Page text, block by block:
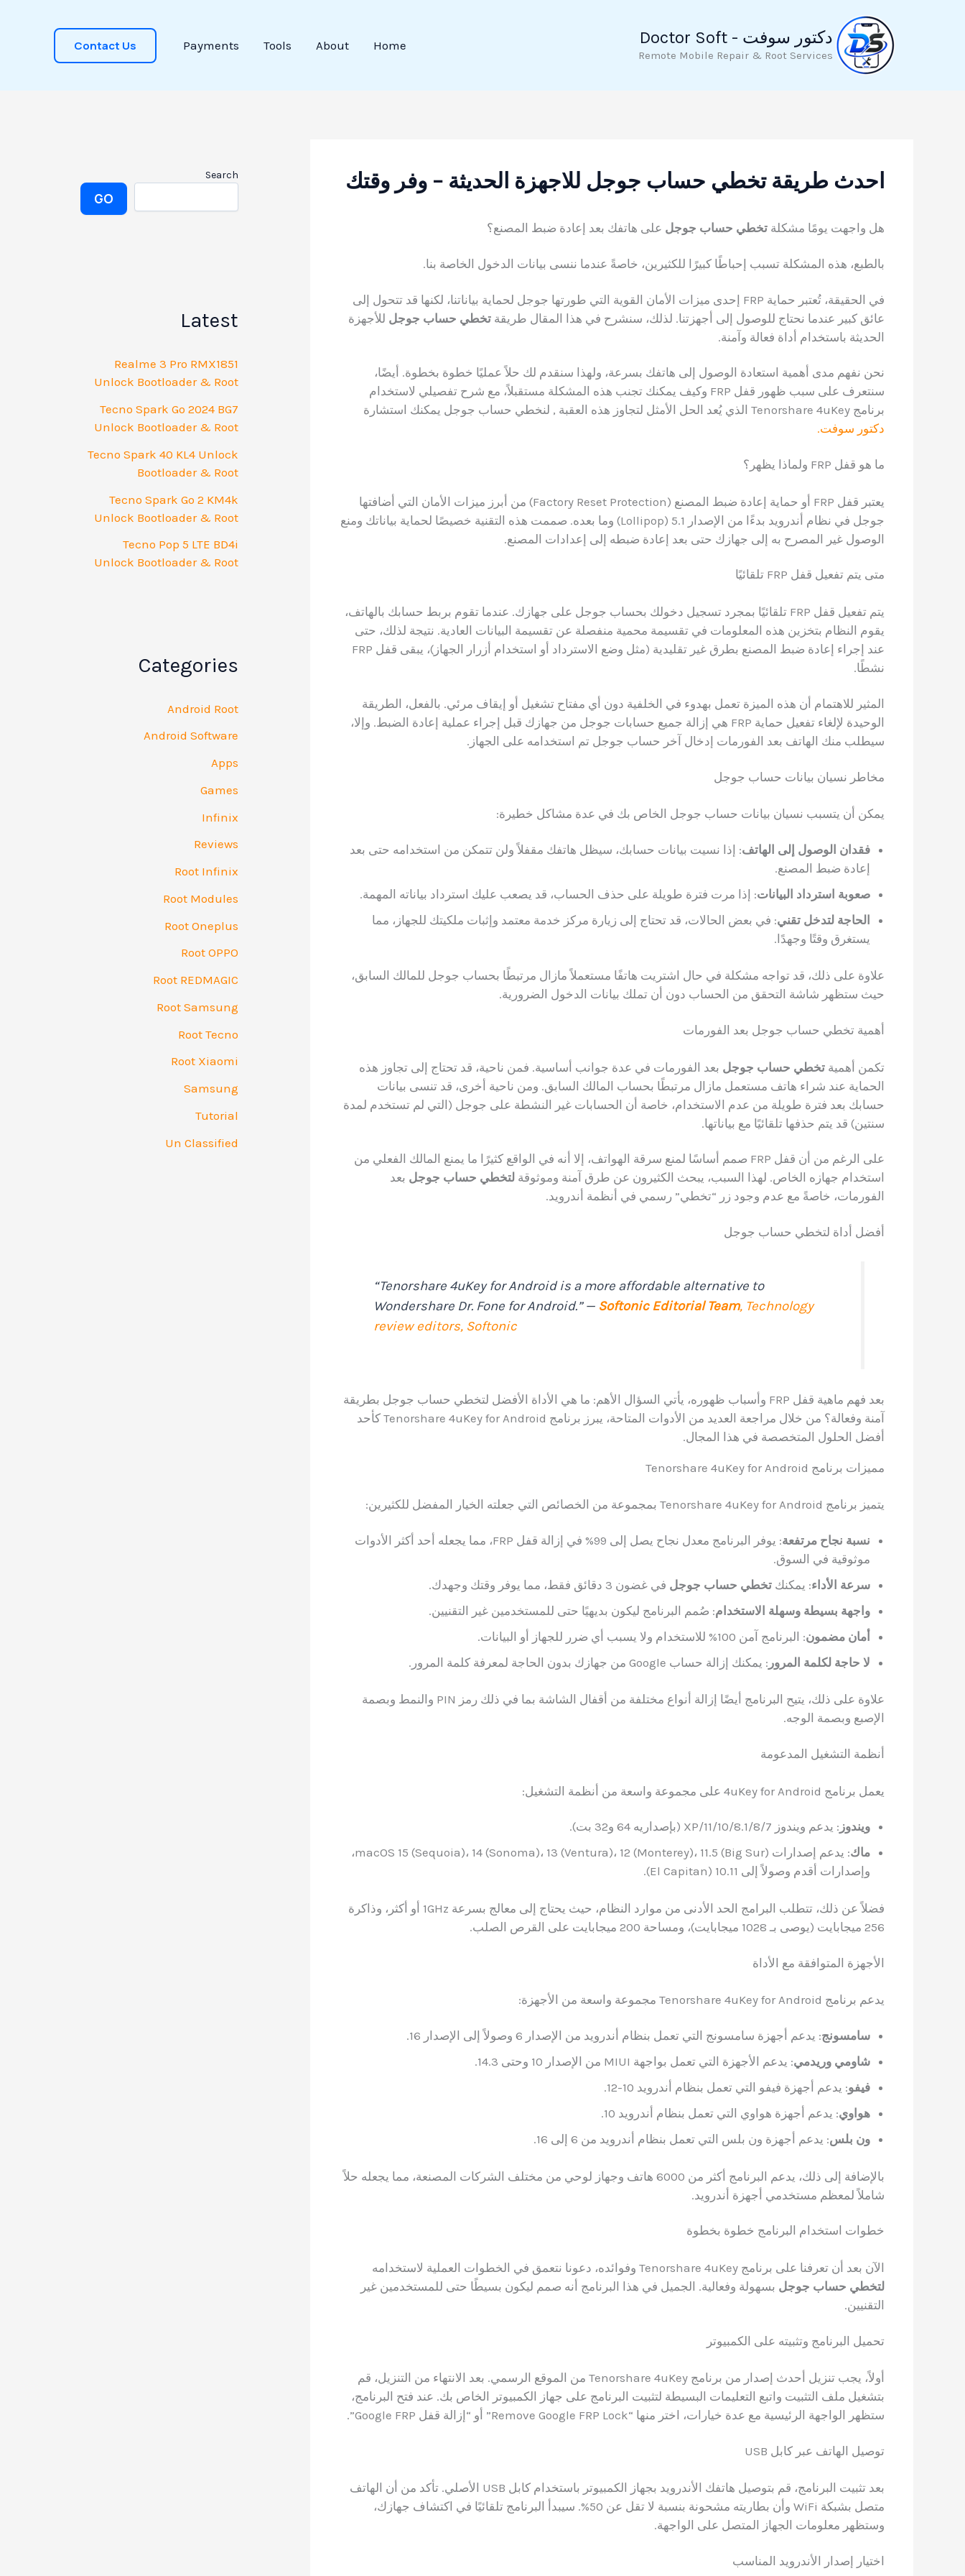
دكتور سوفت - Doctor Soft
Remote Mobile Repair & Root Services
Home
About
Tools
Payments
Contact Us
احدث طريقة تخطي حساب جوجل للاجهزة الحديثة – وفر وقتك
هل واجهت يومًا مشكلة تخطي حساب جوجل على هاتفك بعد إعادة ضبط المصنع؟
بالطبع، هذه المشكلة تسبب إحباطًا كبيرًا للكثيرين، خاصةً عندما ننسى بيانات الدخول الخاصة بنا.
في الحقيقة، تُعتبر حماية FRP إحدى ميزات الأمان القوية التي طورتها جوجل لحماية بياناتنا، لكنها قد تتحول إلى
عائق كبير عندما نحتاج للوصول إلى أجهزتنا. لذلك، سنشرح في هذا المقال طريقة تخطي حساب جوجل للأجهزة
الحديثة باستخدام أداة فعالة وآمنة.
نحن نفهم مدى أهمية استعادة الوصول إلى هاتفك بسرعة، ولهذا سنقدم لك حلاً عمليًا خطوة بخطوة. أيضًا،
سنتعرف على سبب ظهور قفل FRP وكيف يمكنك تجنب هذه المشكلة مستقبلاً، مع شرح تفصيلي لاستخدام
برنامج Tenorshare 4uKey الذي يُعد الحل الأمثل لتجاوز هذه العقبة , لنخطي حساب جوجل يمكنك استشارة
دكتور سوفت.
ما هو قفل FRP ولماذا يظهر؟
يعتبر قفل FRP أو حماية إعادة ضبط المصنع (Factory Reset Protection) من أبرز ميزات الأمان التي أضافتها
جوجل في نظام أندرويد بدءًا من الإصدار 5.1 (Lollipop) وما بعده. صممت هذه التقنية خصيصًا لحماية بياناتك ومنع
الوصول غير المصرح به إلى جهازك حتى بعد إعادة ضبطه إلى إعدادات المصنع.
متى يتم تفعيل قفل FRP تلقائيًا
يتم تفعيل قفل FRP تلقائيًا بمجرد تسجيل دخولك بحساب جوجل على جهازك. عندما تقوم بربط حسابك بالهاتف،
يقوم النظام بتخزين هذه المعلومات في تقسيمة محمية منفصلة عن تقسيمة البيانات العادية. نتيجة لذلك، حتى
عند إجراء إعادة ضبط المصنع بطرق غير تقليدية (مثل وضع الاسترداد أو استخدام أزرار الجهاز)، يبقى قفل FRP
نشطًا.
المثير للاهتمام أن هذه الميزة تعمل بهدوء في الخلفية دون أي مفتاح تشغيل أو إيقاف مرئي. بالفعل، الطريقة
الوحيدة لإلغاء تفعيل حماية FRP هي إزالة جميع حسابات جوجل من جهازك قبل إجراء عملية إعادة الضبط. وإلا،
سيطلب منك الهاتف بعد الفورمات إدخال آخر حساب جوجل تم استخدامه على الجهاز.
مخاطر نسيان بيانات حساب جوجل
يمكن أن يتسبب نسيان بيانات حساب جوجل الخاص بك في عدة مشاكل خطيرة:
فقدان الوصول إلى الهاتف: إذا نسيت بيانات حسابك، سيظل هاتفك مقفلاً ولن تتمكن من استخدامه حتى بعد
إعادة ضبط المصنع.
صعوبة استرداد البيانات: إذا مرت فترة طويلة على حذف الحساب، قد يصعب عليك استرداد بياناته المهمة.
الحاجة لتدخل تقني: في بعض الحالات، قد تحتاج إلى زيارة مركز خدمة معتمد وإثبات ملكيتك للجهاز، مما
يستغرق وقتًا وجهدًا.
علاوة على ذلك، قد تواجه مشكلة في حال اشتريت هاتفًا مستعملاً مازال مرتبطًا بحساب جوجل للمالك السابق،
حيث ستظهر شاشة التحقق من الحساب دون أن تملك بيانات الدخول الضرورية.
أهمية تخطي حساب جوجل بعد الفورمات
تكمن أهمية تخطي حساب جوجل بعد الفورمات في عدة جوانب أساسية. فمن ناحية، قد تحتاج إلى تجاوز هذه
الحماية عند شراء هاتف مستعمل مازال مرتبطًا بحساب المالك السابق. ومن ناحية أخرى، قد تنسى بيانات
حسابك بعد فترة طويلة من عدم الاستخدام، خاصة أن الحسابات غير النشطة على جوجل (التي لم تستخدم لمدة
سنتين) قد يتم حذفها تلقائيًا مع بياناتها.
على الرغم من أن قفل FRP صمم أساسًا لمنع سرقة الهواتف، إلا أنه في الواقع كثيرًا ما يمنع المالك الفعلي من
استخدام جهازه الخاص. لهذا السبب، يبحث الكثيرون عن طرق آمنة وموثوقة لتخطي حساب جوجل بعد
الفورمات، خاصةً مع عدم وجود زر “تخطي” رسمي في أنظمة أندرويد.
أفضل أداة لتخطي حساب جوجل
“Tenorshare 4uKey for Android is a more affordable alternative to
Wondershare Dr. Fone for Android.” — Softonic Editorial Team, Technology
review editors, Softonic
بعد فهم ماهية قفل FRP وأسباب ظهوره، يأتي السؤال الأهم: ما هي الأداة الأفضل لتخطي حساب جوجل بطريقة
آمنة وفعالة؟ من خلال مراجعة العديد من الأدوات المتاحة، يبرز برنامج Tenorshare 4uKey for Android كأحد
أفضل الحلول المتخصصة في هذا المجال.
مميزات برنامج Tenorshare 4uKey for Android
يتميز برنامج Tenorshare 4uKey for Android بمجموعة من الخصائص التي جعلته الخيار المفضل للكثيرين:
نسبة نجاح مرتفعة
: يوفر البرنامج معدل نجاح يصل إلى 99% في إزالة قفل FRP، مما يجعله أحد أكثر الأدوات
موثوقية في السوق.
سرعة الأداء: يمكنك تخطي حساب جوجل في غضون 3 دقائق فقط، مما يوفر وقتك وجهدك.
واجهة بسيطة وسهلة الاستخدام: صُمم البرنامج ليكون بديهيًا حتى للمستخدمين غير التقنيين.
أمان مضمون: البرنامج آمن 100% للاستخدام ولا يسبب أي ضرر للجهاز أو البيانات.
لا حاجة لكلمة المرور : يمكنك إزالة حساب Google من جهازك بدون الحاجة لمعرفة كلمة المرور.
علاوة على ذلك، يتيح البرنامج أيضًا إزالة أنواع مختلفة من أقفال الشاشة بما في ذلك رمز PIN والنمط وبصمة
الإصبع وبصمة الوجه.
أنظمة التشغيل المدعومة
يعمل برنامج 4uKey for Android على مجموعة واسعة من أنظمة التشغيل:
ويندوز : يدعم ويندوز 11/10/8.1/8/7/XP (بإصداريه 64 و32 بت).
ماك
: يدعم إصدارات macOS 15 (Sequoia)، 14 (Sonoma)، 13 (Ventura)، 12 (Monterey)، 11.5 (Big Sur)،
وإصدارات أقدم وصولاً إلى 10.11 (El Capitan).
فضلاً عن ذلك، تتطلب البرامج الحد الأدنى من موارد النظام، حيث يحتاج إلى معالج بسرعة 1GHz أو أكثر، وذاكرة
256 ميجابايت (يوصى بـ 1028 ميجابايت)، ومساحة 200 ميجابايت على القرص الصلب.
الأجهزة المتوافقة مع الأداة
يدعم برنامج Tenorshare 4uKey for Android مجموعة واسعة من الأجهزة:
سامسونج: يدعم أجهزة سامسونج التي تعمل بنظام أندرويد من الإصدار 6 وصولاً إلى الإصدار 16.
شاومي وريدمي: يدعم الأجهزة التي تعمل بواجهة MIUI من الإصدار 10 وحتى 14.3.
فيفو: يدعم أجهزة فيفو التي تعمل بنظام أندرويد 10-12.
هواوي: يدعم أجهزة هواوي التي تعمل بنظام أندرويد 10.
ون بلس: يدعم أجهزة ون بلس التي تعمل بنظام أندرويد من 6 إلى 16.
بالإضافة إلى ذلك، يدعم البرنامج أكثر من 6000 هاتف وجهاز لوحي من مختلف الشركات المصنعة، مما يجعله حلاً
شاملاً لمعظم مستخدمي أجهزة أندرويد.
خطوات استخدام البرنامج خطوة بخطوة
الآن بعد أن تعرفنا على برنامج Tenorshare 4uKey وفوائده، دعونا نتعمق في الخطوات العملية لاستخدامه
لتخطي حساب جوجل بسهولة وفعالية. الجميل في هذا البرنامج أنه صمم ليكون بسيطًا حتى للمستخدمين غير
التقنيين.
تحميل البرنامج وتثبيته على الكمبيوتر
أولاً، يجب تنزيل أحدث إصدار من برنامج Tenorshare 4uKey من الموقع الرسمي. بعد الانتهاء من التنزيل، قم
بتشغيل ملف التثبيت واتبع التعليمات البسيطة لتثبيت البرنامج على جهاز الكمبيوتر الخاص بك. عند فتح البرنامج،
ستظهر الواجهة الرئيسية مع عدة خيارات، اختر منها “Remove Google FRP Lock” أو “إزالة قفل Google FRP”.
توصيل الهاتف عبر كابل USB
بعد تثبيت البرنامج، قم بتوصيل هاتفك الأندرويد بجهاز الكمبيوتر باستخدام كابل USB الأصلي. تأكد من أن الهاتف
متصل بشبكة WiFi وأن بطاريته مشحونة بنسبة لا تقل عن 50%. سيبدأ البرنامج تلقائيًا في اكتشاف جهازك،
وستظهر معلومات الجهاز المتصل على الواجهة.
اختيار إصدار الأندرويد المناسب
Search
GO
Latest
Realme 3 Pro RMX1851
Unlock Bootloader & Root
Tecno Spark Go 2024 BG7
Unlock Bootloader & Root
Tecno Spark 40 KL4 Unlock
Bootloader & Root
Tecno Spark Go 2 KM4k
Unlock Bootloader & Root
Tecno Pop 5 LTE BD4i
Unlock Bootloader & Root
Categories
Android Root
Android Software
Apps
Games
Infinix
Reviews
Root Infinix
Root Modules
Root Oneplus
Root OPPO
Root REDMAGIC
Root Samsung
Root Tecno
Root Xiaomi
Samsung
Tutorial
Un Classified